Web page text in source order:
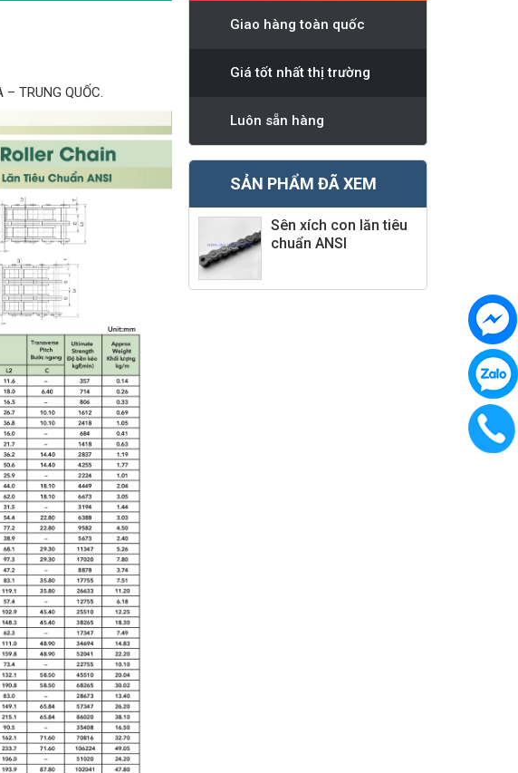
TRUNG QUỐC.
Giao hàng toàn quốc
Giá tốt nhất thị trường
Luôn sẵn hàng
SẢN PHẨM ĐÃ XEM
Sên xích con lăn tiêu
chuẩn ANSI